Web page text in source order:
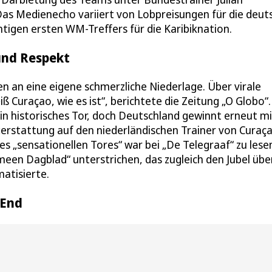
Medienecho variiert von Lobpreisungen für die
ersten WM-Treffers für die Karibiknation.
Respekt
an eine eigene schmerzliche Niederlage. Über virale
wie es ist“, berichtete die Zeitung „O
historisches Tor, doch Deutschland gewinnt erneut
auf den niederländischen Trainer von
„sensationellen Tores“ war bei „De Telegraaf“ zu
Dagblad“ unterstrichen, das zugleich den Jubel